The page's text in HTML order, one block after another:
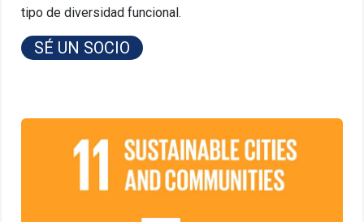
tipo de diversidad funcional.
SÉ UN SOCIO